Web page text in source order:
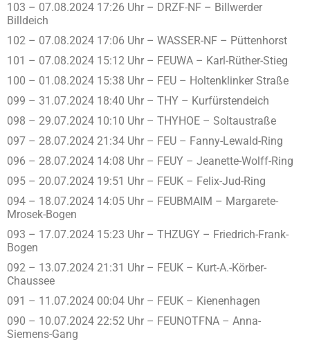
103 – 07.08.2024 17:26 Uhr – DRZF-NF – Billwerder
Billdeich
102 – 07.08.2024 17:06 Uhr – WASSER-NF – Püttenhorst
101 – 07.08.2024 15:12 Uhr – FEUWA – Karl-Rüther-Stieg
100 – 01.08.2024 15:38 Uhr – FEU – Holtenklinker Straße
099 – 31.07.2024 18:40 Uhr – THY – Kurfürstendeich
098 – 29.07.2024 10:10 Uhr – THYHOE – Soltaustraße
097 – 28.07.2024 21:34 Uhr – FEU – Fanny-Lewald-Ring
096 – 28.07.2024 14:08 Uhr – FEUY – Jeanette-Wolff-Ring
095 – 20.07.2024 19:51 Uhr – FEUK – Felix-Jud-Ring
094 – 18.07.2024 14:05 Uhr – FEUBMAIM – Margarete-
Mrosek-Bogen
093 – 17.07.2024 15:23 Uhr – THZUGY – Friedrich-Frank-
Bogen
092 – 13.07.2024 21:31 Uhr – FEUK – Kurt-A.-Körber-
Chaussee
091 – 11.07.2024 00:04 Uhr – FEUK – Kienenhagen
090 – 10.07.2024 22:52 Uhr – FEUNOTFNA – Anna-
Siemens-Gang